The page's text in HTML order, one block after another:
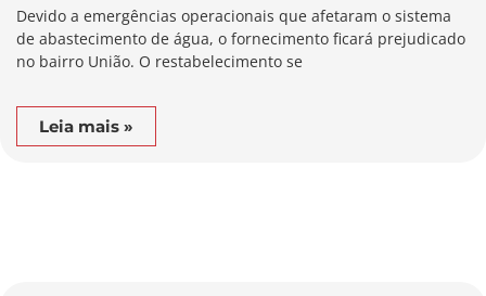
Devido a emergências operacionais que afetaram o sistema
de abastecimento de água, o fornecimento ficará prejudicado
no bairro União. O restabelecimento se
Leia mais »